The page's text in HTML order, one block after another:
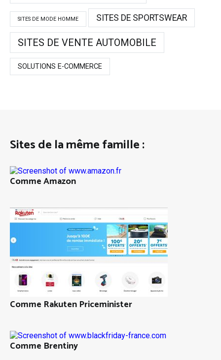
SITES DE MODE HOMME SITES DE SPORTSWEAR
SITES DE VENTE AUTOMOBILE
SOLUTIONS E-COMMERCE
Sites de la même famille :
Comme Amazon
Comme Rakuten Priceminister
Comme Brentiny